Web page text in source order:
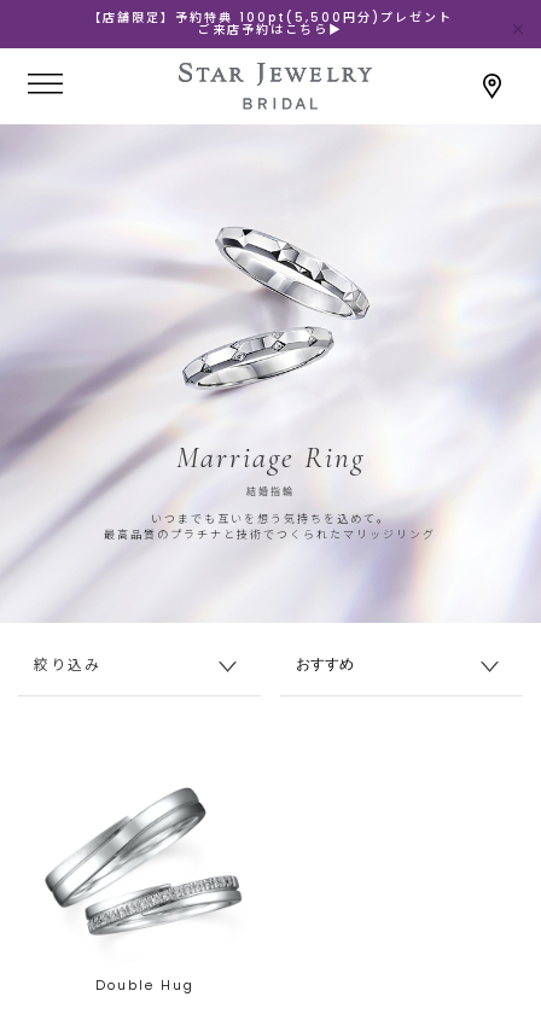
【店舗限定】予約特典 100pt(5,500円分)プレゼント
ご来店予約はこちら▶
Marriage Ring
結婚指輪
いつまでも互いを想う気持ちを込めて。
最高品質のプラチナと技術でつくられたマリッジリング
絞り込み
Double Hug